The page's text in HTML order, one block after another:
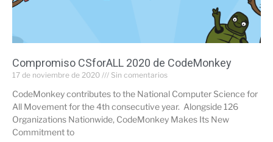
Compromiso CSforALL 2020 de CodeMonkey
17 de noviembre de 2020 Sin comentarios
CodeMonkey contributes to the National Computer Science for
All Movement for the 4th consecutive year. Alongside 126
Organizations Nationwide, CodeMonkey Makes Its New
Commitment to